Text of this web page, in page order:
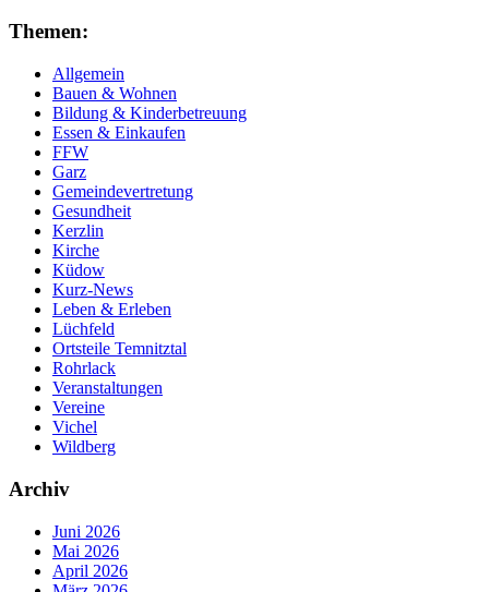
Themen:
Allgemein
Bauen & Wohnen
Bildung & Kinderbetreuung
Essen & Einkaufen
FFW
Garz
Gemeindevertretung
Gesundheit
Kerzlin
Kirche
Küdow
Kurz-News
Leben & Erleben
Lüchfeld
Ortsteile Temnitztal
Rohrlack
Veranstaltungen
Vereine
Vichel
Wildberg
Archiv
Juni 2026
Mai 2026
April 2026